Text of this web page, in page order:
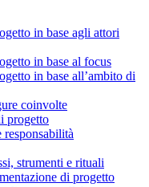
in base agli attori
in base al focus
in base all’ambito di
coinvolte
progetto
strumenti e rituali
di progetto